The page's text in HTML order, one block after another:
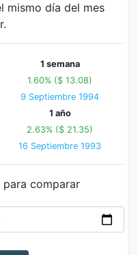
mismo día del mes
1 semana
1.60% ($ 13.08)
9 Septiembre 1994
1 año
2.63% ($ 21.35)
16 Septiembre 1993
para comparar